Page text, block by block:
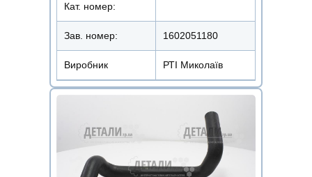
Кат. номер:
Зав. номер: 1602051180
Виробник РТІ Миколаїв